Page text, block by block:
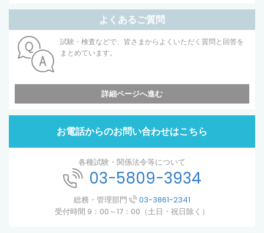
よくあるご質問
試験・検査などで、皆さまからよくいただく質問と回答を
まとめています。
詳細ページへ進む
お電話からのお問い合わせはこちら
各種試験・関係法令等について
03-5809-3934
総務・管理部門
03-3861-2341
受付時間 9：00～17：00（土日・祝日除く）